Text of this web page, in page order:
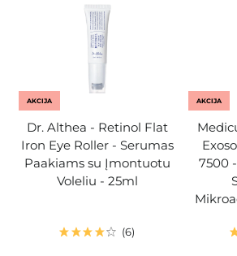
AKCIJA
Dr. Althea - Retinol Flat
Iron Eye Roller - Serumas
Paakiams su Įmontuotu
Voleliu - 25ml
6
AKCIJA
7500